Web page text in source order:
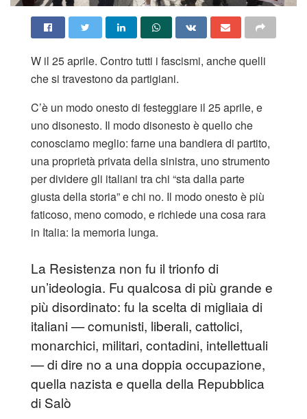
W il 25 aprile. Contro tutti i fascismi, anche quelli
che si travestono da partigiani.
C’è un modo onesto di festeggiare il 25 aprile, e
uno disonesto. Il modo disonesto è quello che
conosciamo meglio: farne una bandiera di partito,
una proprietà privata della sinistra, uno strumento
per dividere gli italiani tra chi “sta dalla parte
giusta della storia” e chi no. Il modo onesto è più
faticoso, meno comodo, e richiede una cosa rara
in Italia: la memoria lunga.
La Resistenza non fu il trionfo di
un’ideologia. Fu qualcosa di più grande e
più disordinato: fu la scelta di migliaia di
italiani — comunisti, liberali, cattolici,
monarchici, militari, contadini, intellettuali
— di dire no a una doppia occupazione,
quella nazista e quella della Repubblica
di Salò